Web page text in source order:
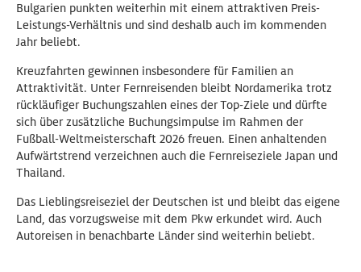
Bulgarien punkten weiterhin mit einem attraktiven Preis-
Leistungs-Verhältnis und sind deshalb auch im kommenden
Jahr beliebt.
Kreuzfahrten gewinnen insbesondere für Familien an
Attraktivität. Unter Fernreisenden bleibt Nordamerika trotz
rückläufiger Buchungszahlen eines der Top-Ziele und dürfte
sich über zusätzliche Buchungsimpulse im Rahmen der
Fußball-Weltmeisterschaft 2026 freuen. Einen anhaltenden
Aufwärtstrend verzeichnen auch die Fernreiseziele Japan und
Thailand.
Das Lieblingsreiseziel der Deutschen ist und bleibt das eigene
Land, das vorzugsweise mit dem Pkw erkundet wird. Auch
Autoreisen in benachbarte Länder sind weiterhin beliebt.